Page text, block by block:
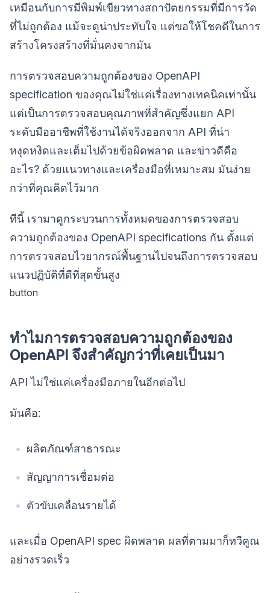
เหมือนกับการมีพิมพ์เขียวทางสถาปัตยกรรมที่มีการวัด
ที่ไม่ถูกต้อง แม้จะดูน่าประทับใจ แต่ขอให้โชคดีในการ
สร้างโครงสร้างที่มั่นคงจากมัน
การตรวจสอบความถูกต้องของ OpenAPI
specification ของคุณไม่ใช่แค่เรื่องทางเทคนิคเท่านั้น
แต่เป็นการตรวจสอบคุณภาพที่สำคัญซึ่งแยก API
ระดับมืออาชีพที่ใช้งานได้จริงออกจาก API ที่น่า
หงุดหงิดและเต็มไปด้วยข้อผิดพลาด และข่าวดีคือ
อะไร? ด้วยแนวทางและเครื่องมือที่เหมาะสม มันง่าย
กว่าที่คุณคิดไว้มาก
ทีนี้ เรามาดูกระบวนการทั้งหมดของการตรวจสอบ
ความถูกต้องของ OpenAPI specifications กัน ตั้งแต่
การตรวจสอบไวยากรณ์พื้นฐานไปจนถึงการตรวจสอบ
แนวปฏิบัติที่ดีที่สุดขั้นสูง
button
ทำไมการตรวจสอบความถูกต้องของ
OpenAPI จึงสำคัญกว่าที่เคยเป็นมา
API ไม่ใช่แค่เครื่องมือภายในอีกต่อไป
มันคือ:
ผลิตภัณฑ์สาธารณะ
สัญญาการเชื่อมต่อ
ตัวขับเคลื่อนรายได้
และเมื่อ OpenAPI spec ผิดพลาด ผลที่ตามมาก็ทวีคูณ
อย่างรวดเร็ว